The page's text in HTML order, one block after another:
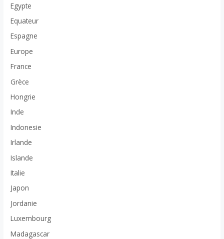
Egypte
Equateur
Espagne
Europe
France
Grèce
Hongrie
Inde
Indonesie
Irlande
Islande
Italie
Japon
Jordanie
Luxembourg
Madagascar